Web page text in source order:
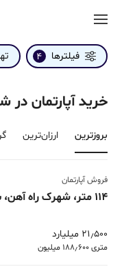
فیلترها 4
خرید آپارتمان در
بروزترین‌ ارزان‌ترین
فروش آپارتمان
114 متر، شهرک راه آهن، بلوار گلها
21٫500 میلیارد
متری 188٫600 میلیون